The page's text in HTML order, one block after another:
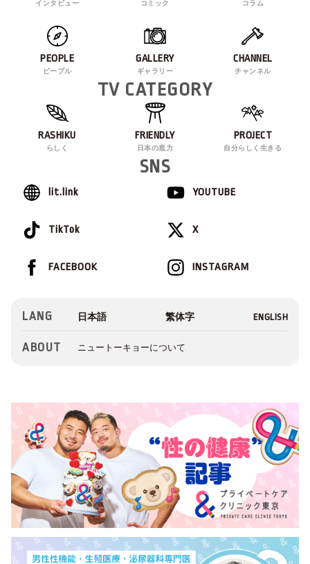
インタビュー コミック コラム
PEOPLE
ピープル
GALLERY
ギャラリー
CHANNEL
チャンネル
TV CATEGORY
RASHIKU
らしく
FRIENDLY
日本の底力
PROJECT
自分らしく生きる
SNS
lit.link YOUTUBE
TikTok X
INSTAGRAM
FACEBOOK
LANG
ABOUT ニュートーキョーについて